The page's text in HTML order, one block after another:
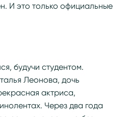
И это только официальные
будучи студентом.
Леонова, дочь
актриса,
Через два года